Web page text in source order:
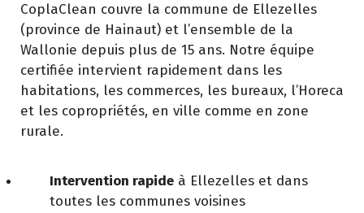
CoplaClean couvre la commune de Ellezelles
(province de Hainaut) et l’ensemble de la
Wallonie depuis plus de 15 ans. Notre équipe
certifiée intervient rapidement dans les
habitations, les commerces, les bureaux, l’Horeca
et les copropriétés, en ville comme en zone
rurale.
Intervention rapide à Ellezelles et dans
toutes les communes voisines